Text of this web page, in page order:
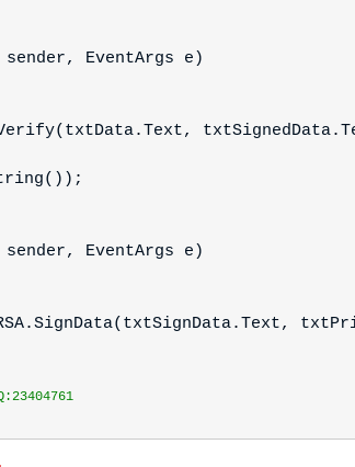
sender, EventArgs e)
sender, EventArgs e)